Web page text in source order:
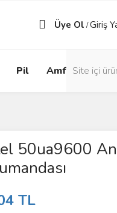
Üye Ol /Giriş
Pil Amfi
Box
50ua9600
TL